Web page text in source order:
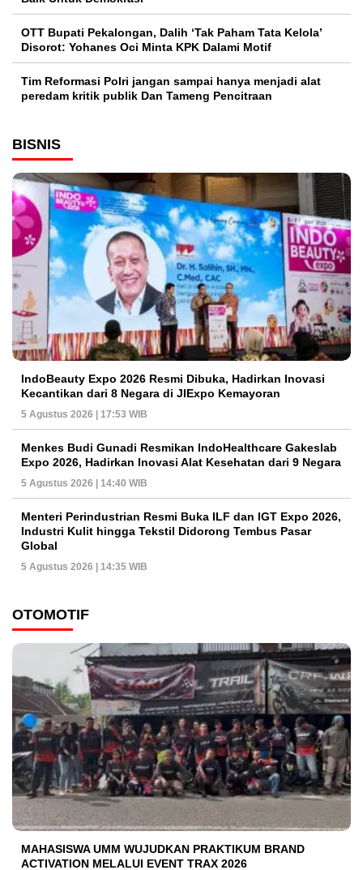
OTT Bupati Pekalongan, Dalih ‘Tak Paham Tata Kelola’
Disorot: Yohanes Oci Minta KPK Dalami Motif
Tim Reformasi Polri jangan sampai hanya menjadi alat
peredam kritik publik Dan Tameng Pencitraan
BISNIS
IndoBeauty Expo 2026 Resmi Dibuka, Hadirkan Inovasi
Kecantikan dari 8 Negara di JIExpo Kemayoran
5 Agustus 2026 | 17:53 WIB
Menkes Budi Gunadi Resmikan IndoHealthcare Gakeslab
Expo 2026, Hadirkan Inovasi Alat Kesehatan dari 9 Negara
5 Agustus 2026 | 14:40 WIB
Menteri Perindustrian Resmi Buka ILF dan IGT Expo 2026,
Industri Kulit hingga Tekstil Didorong Tembus Pasar
Global
5 Agustus 2026 | 14:35 WIB
OTOMOTIF
MAHASISWA UMM WUJUDKAN PRAKTIKUM BRAND
ACTIVATION MELALUI EVENT TRAX 2026